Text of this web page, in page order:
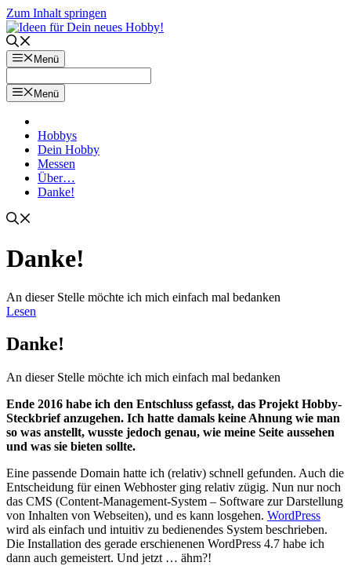
Zum Inhalt springen
Menü
Menü
Hobbys
Dein Hobby
Messen
Über…
Danke!
Danke!
An dieser Stelle möchte ich mich einfach mal bedanken
Lesen
Danke!
An dieser Stelle möchte ich mich einfach mal bedanken
Ende 2016 habe ich den Entschluss gefasst, das Projekt Hobby-
Steckbrief anzugehen. Ich hatte damals keine Ahnung wie man
so was anstellt, wusste jedoch genau, wie meine Seite aussehen
und was sie bieten sollte.
Eine passende Domain hatte ich (relativ) schnell gefunden. Auch die
Entscheidung für einen Webhoster ging relativ zügig. Nun nur noch
das CMS (Content-Management-System – Software zur Darstellung
von Inhalten von Webseiten), und es kann losgehen. WordPress
wird als einfach und intuitiv zu bedienendes System beschrieben.
Die Installation des gerade erschienenen WordPress 4.7 habe ich
dann auch gemeistert. Und jetzt … ähm?!